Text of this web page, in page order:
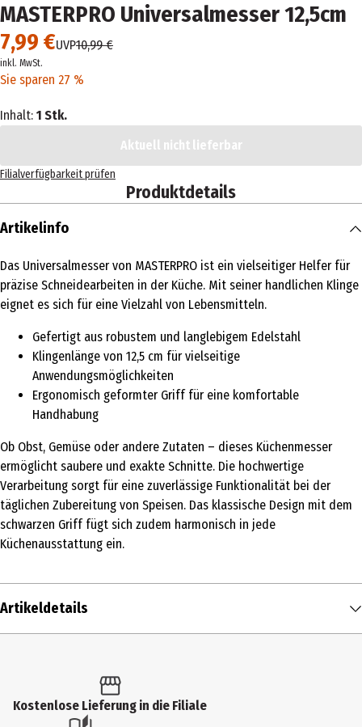
MASTERPRO Universalmesser 12,5cm
7,99 €UVP10,99 €
inkl. MwSt.
Sie sparen 27 %
Inhalt: 1 Stk.
Aktuell nicht lieferbar
Filialverfügbarkeit prüfen
Produktdetails
Artikelinfo
Das Universalmesser von MASTERPRO ist ein vielseitiger Helfer für
präzise Schneidearbeiten in der Küche. Mit seiner handlichen Klinge
eignet es sich für eine Vielzahl von Lebensmitteln.
Gefertigt aus robustem und langlebigem Edelstahl
Klingenlänge von 12,5 cm für vielseitige
Anwendungsmöglichkeiten
Ergonomisch geformter Griff für eine komfortable
Handhabung
Ob Obst, Gemüse oder andere Zutaten – dieses Küchenmesser
ermöglicht saubere und exakte Schnitte. Die hochwertige
Verarbeitung sorgt für eine zuverlässige Funktionalität bei der
täglichen Zubereitung von Speisen. Das klassische Design mit dem
schwarzen Griff fügt sich zudem harmonisch in jede
Küchenausstattung ein.
Artikeldetails
Produkttyp
Kostenlose Lieferung in die Filiale